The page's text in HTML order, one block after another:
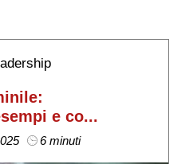
e co...
6 minuti